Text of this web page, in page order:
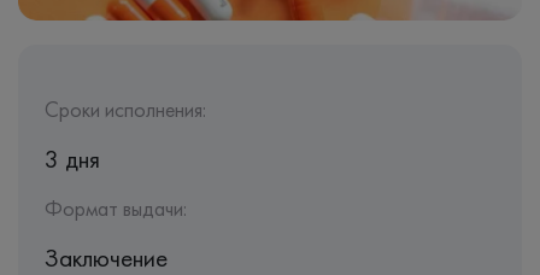
Сроки исполнения:
3 дня
Формат выдачи:
Заключение